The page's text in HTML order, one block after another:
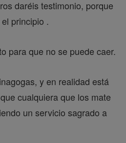
daréis testimonio, porque
principio .
para que no se puede caer.
y en realidad está
cualquiera que los mate
un servicio sagrado a